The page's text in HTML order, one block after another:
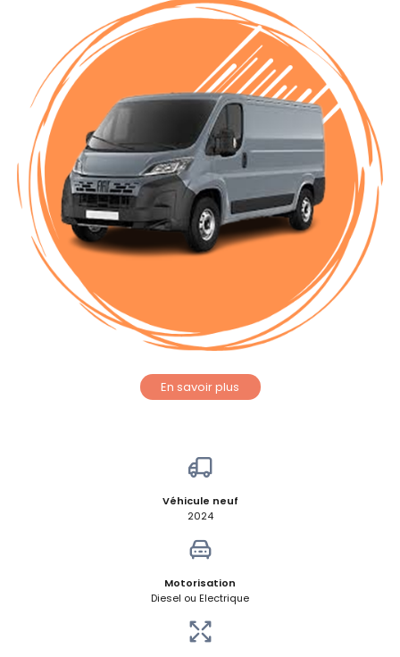
En savoir plus
Véhicule neuf
2024
Motorisation
Diesel ou Electrique